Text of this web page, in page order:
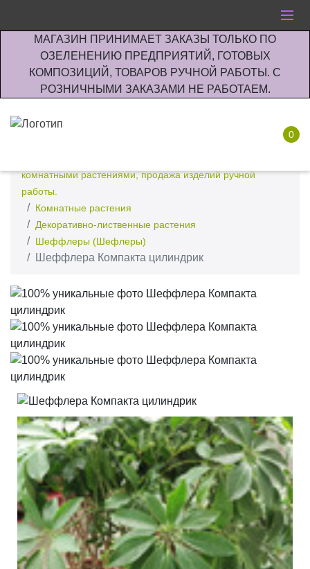
МАГАЗИН ПРИНИМАЕТ ЗАКАЗЫ ТОЛЬКО ПО
ОЗЕЛЕНЕНИЮ ПРЕДПРИЯТИЙ, ГОТОВЫХ
КОМПОЗИЦИЙ, ТОВАРОВ РУЧНОЙ РАБОТЫ. С
РОЗНИЧНЫМИ ЗАКАЗАМИ НЕ РАБОТАЕМ.
0
комнатными растениями, продажа изделий ручной
работы.
Комнатные растения
Декоративно-лиственные растения
Шеффлеры (Шефлеры)
Шеффлера Компакта цилиндрик